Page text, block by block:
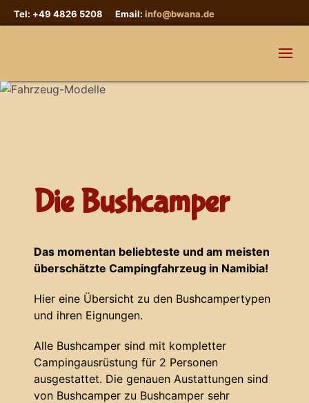
Tel: +49 4826 5208 Email: info@bwana.de
Die Bushcamper
Das momentan beliebteste und am meisten
überschätzte Campingfahrzeug in Namibia!
Hier eine Übersicht zu den Bushcampertypen
und ihren Eignungen.
Alle Bushcamper sind mit kompletter
Campingausrüstung für 2 Personen
ausgestattet. Die genauen Austattungen sind
von Bushcamper zu Bushcamper sehr